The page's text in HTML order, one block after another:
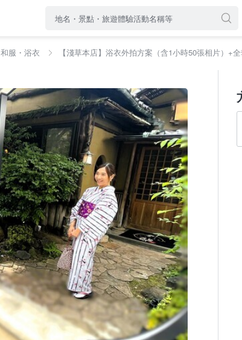
和服・浴衣 【淺草本店】浴衣外拍方案（含1小時50張相片）+